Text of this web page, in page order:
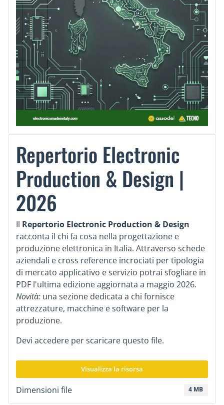
Repertorio Electronic
Production & Design |
2026
Il Repertorio Electronic Production & Design
racconta il chi fa cosa nella progettazione e
produzione elettronica in Italia. Attraverso schede
aziendali e cross reference incrociati per tipologia
di mercato applicativo e servizio potrai sfogliare in
PDF l'ultima edizione aggiornata a maggio 2026.
Novità: una sezione dedicata a chi fornisce
attrezzature, macchine e software per la
produzione.
Devi accedere per scaricare questo file.
Visualizza la risorsa
Dimensioni file 4 MB